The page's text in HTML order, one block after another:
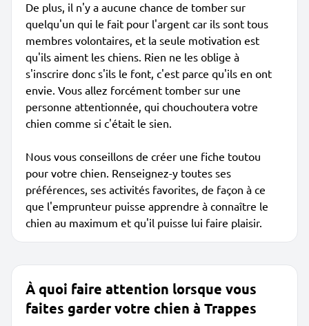
De plus, il n'y a aucune chance de tomber sur
quelqu'un qui le fait pour l'argent car ils sont tous
membres volontaires, et la seule motivation est
qu'ils aiment les chiens. Rien ne les oblige à
s'inscrire donc s'ils le font, c'est parce qu'ils en ont
envie. Vous allez forcément tomber sur une
personne attentionnée, qui chouchoutera votre
chien comme si c'était le sien.
Nous vous conseillons de créer une fiche toutou
pour votre chien. Renseignez-y toutes ses
préférences, ses activités favorites, de façon à ce
que l'emprunteur puisse apprendre à connaître le
chien au maximum et qu'il puisse lui faire plaisir.
À quoi faire attention lorsque vous
faites garder votre chien à Trappes